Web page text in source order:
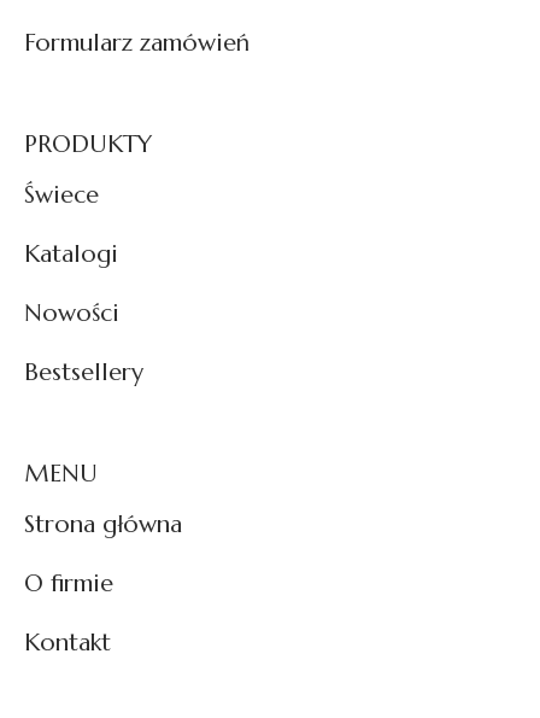
MENU
Strona główna
O firmie
Kontakt
PRODUKTY
Świece
Katalogi
Nowości
Bestsellery
Formularz zamówień